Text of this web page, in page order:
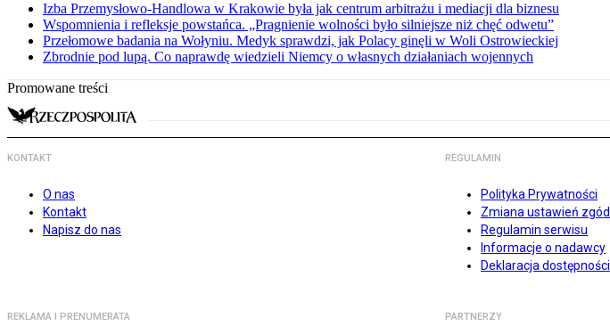
Izba Przemysłowo-Handlowa w Krakowie była jak centrum arbitrażu i mediacji dla biznesu
Wspomnienia i refleksje powstańca. „Pragnienie wolności było silniejsze niż chęć odwetu”
Przełomowe badania na Wołyniu. Medyk sprawdzi, jak Polacy ginęli w Woli Ostrowieckiej
Zbrodnie pod lupą. Co naprawdę wiedzieli Niemcy o własnych działaniach wojennych
Promowane treści
KONTAKT
O nas
Kontakt
Napisz do nas
REGULAMIN
Polityka Prywatności
Zmiana ustawień zgód
Regulamin serwisu
Informacje o nadawcy
Deklaracja dostępności
REKLAMA I PRENUMERATA PARTNERZY